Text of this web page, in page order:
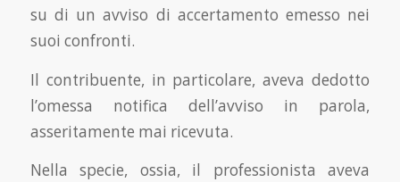
su di un avviso di accertamento emesso nei
suoi confronti.
Il contribuente, in particolare, aveva dedotto
l’omessa notifica dell’avviso in parola,
asseritamente mai ricevuta.
Nella specie, ossia, il professionista aveva